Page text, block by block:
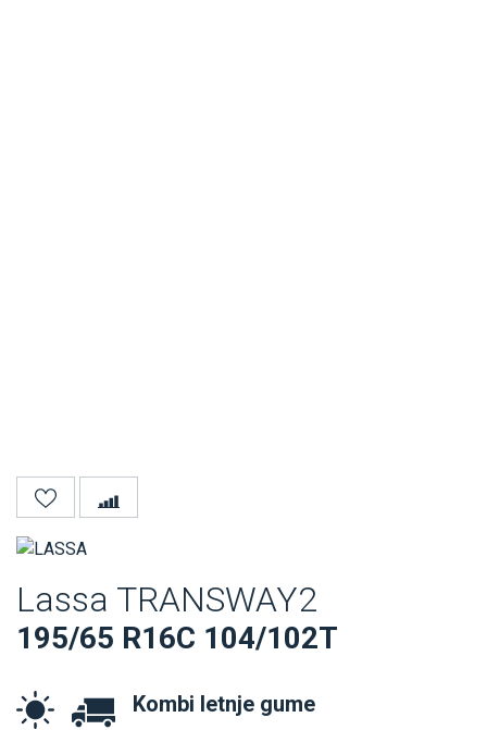
Lassa TRANSWAY2
195/65 R16C 104/102T
Kombi letnje gume